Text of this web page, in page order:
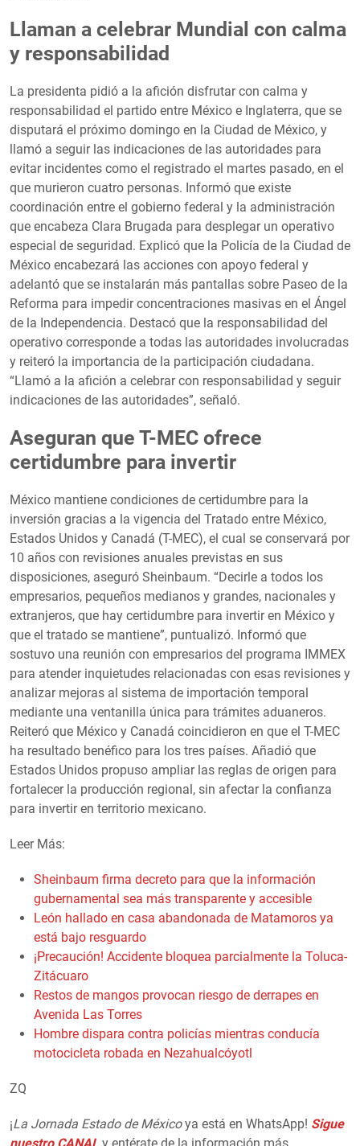
Llaman a celebrar Mundial con calma
y responsabilidad
La presidenta pidió a la afición disfrutar con calma y
responsabilidad el partido entre México e Inglaterra, que se
disputará el próximo domingo en la Ciudad de México, y
llamó a seguir las indicaciones de las autoridades para
evitar incidentes como el registrado el martes pasado, en el
que murieron cuatro personas. Informó que existe
coordinación entre el gobierno federal y la administración
que encabeza Clara Brugada para desplegar un operativo
especial de seguridad. Explicó que la Policía de la Ciudad de
México encabezará las acciones con apoyo federal y
adelantó que se instalarán más pantallas sobre Paseo de la
Reforma para impedir concentraciones masivas en el Ángel
de la Independencia. Destacó que la responsabilidad del
operativo corresponde a todas las autoridades involucradas
y reiteró la importancia de la participación ciudadana.
“Llamó a la afición a celebrar con responsabilidad y seguir
indicaciones de las autoridades”, señaló.
Aseguran que T-MEC ofrece
certidumbre para invertir
México mantiene condiciones de certidumbre para la
inversión gracias a la vigencia del Tratado entre México,
Estados Unidos y Canadá (T-MEC), el cual se conservará por
10 años con revisiones anuales previstas en sus
disposiciones, aseguró Sheinbaum. “Decirle a todos los
empresarios, pequeños medianos y grandes, nacionales y
extranjeros, que hay certidumbre para invertir en México y
que el tratado se mantiene”, puntualizó. Informó que
sostuvo una reunión con empresarios del programa IMMEX
para atender inquietudes relacionadas con esas revisiones y
analizar mejoras al sistema de importación temporal
mediante una ventanilla única para trámites aduaneros.
Reiteró que México y Canadá coincidieron en que el T-MEC
ha resultado benéfico para los tres países. Añadió que
Estados Unidos propuso ampliar las reglas de origen para
fortalecer la producción regional, sin afectar la confianza
para invertir en territorio mexicano.
Leer Más:
Sheinbaum firma decreto para que la información
gubernamental sea más transparente y accesible
León hallado en casa abandonada de Matamoros ya
está bajo resguardo
¡Precaución! Accidente bloquea parcialmente la Toluca-
Zitácuaro
Restos de mangos provocan riesgo de derrapes en
Avenida Las Torres
Hombre dispara contra policías mientras conducía
motocicleta robada en Nezahualcóyotl
ZQ
¡La Jornada Estado de Méxicoya está en WhatsApp! Sigue